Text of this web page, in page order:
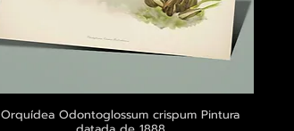
Visualização rápida
Orquídea Odontoglossum crispum Pintura